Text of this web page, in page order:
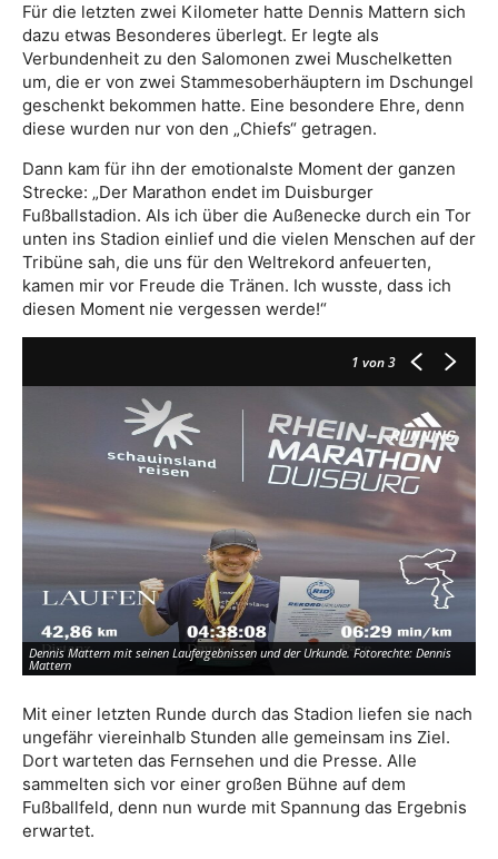
Für die letzten zwei Kilometer hatte Dennis Mattern sich
dazu etwas Besonderes überlegt. Er legte als
Verbundenheit zu den Salomonen zwei Muschelketten
um, die er von zwei Stammesoberhäuptern im Dschungel
geschenkt bekommen hatte. Eine besondere Ehre, denn
diese wurden nur von den „Chiefs“ getragen.
Dann kam für ihn der emotionalste Moment der ganzen
Strecke: „Der Marathon endet im Duisburger
Fußballstadion. Als ich über die Außenecke durch ein Tor
unten ins Stadion einlief und die vielen Menschen auf der
Tribüne sah, die uns für den Weltrekord anfeuerten,
kamen mir vor Freude die Tränen. Ich wusste, dass ich
diesen Moment nie vergessen werde!“
1 von 3
Dennis Mattern mit seinen Laufergebnissen und der Urkunde. Fotorechte: Dennis
Mattern
Mit einer letzten Runde durch das Stadion liefen sie nach
ungefähr viereinhalb Stunden alle gemeinsam ins Ziel.
Dort warteten das Fernsehen und die Presse. Alle
sammelten sich vor einer großen Bühne auf dem
Fußballfeld, denn nun wurde mit Spannung das Ergebnis
erwartet.